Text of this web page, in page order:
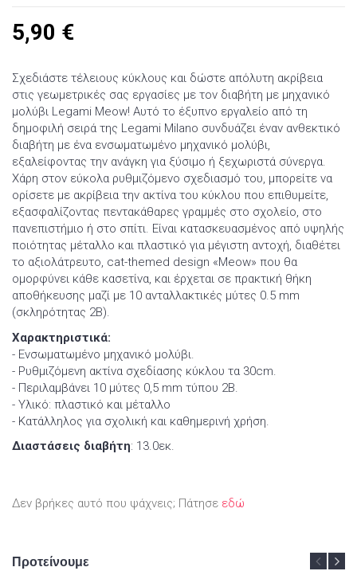
5,90 €
Σχεδιάστε τέλειους κύκλους και δώστε απόλυτη ακρίβεια
στις γεωμετρικές σας εργασίες με τον διαβήτη με μηχανικό
μολύβι Legami Meow! Αυτό το έξυπνο εργαλείο από τη
δημοφιλή σειρά της Legami Milano συνδυάζει έναν ανθεκτικό
διαβήτη με ένα ενσωματωμένο μηχανικό μολύβι,
εξαλείφοντας την ανάγκη για ξύσιμο ή ξεχωριστά σύνεργα.
Χάρη στον εύκολα ρυθμιζόμενο σχεδιασμό του, μπορείτε να
ορίσετε με ακρίβεια την ακτίνα του κύκλου που επιθυμείτε,
εξασφαλίζοντας πεντακάθαρες γραμμές στο σχολείο, στο
πανεπιστήμιο ή στο σπίτι. Είναι κατασκευασμένος από υψηλής
ποιότητας μέταλλο και πλαστικό για μέγιστη αντοχή, διαθέτει
το αξιολάτρευτο, cat-themed design «Meow» που θα
ομορφύνει κάθε κασετίνα, και έρχεται σε πρακτική θήκη
αποθήκευσης μαζί με 10 ανταλλακτικές μύτες 0.5 mm
(σκληρότητας 2B).
Χαρακτηριστικά:
- Ενσωματωμένο μηχανικό μολύβι.
- Ρυθμιζόμενη ακτίνα σχεδίασης κύκλου τα 30cm.
- Περιλαμβάνει 10 μύτες 0,5 mm τύπου 2B.
- Υλικό: πλαστικό και μέταλλο
- Κατάλληλος για σχολική και καθημερινή χρήση.
Διαστάσεις διαβήτη: 13.0εκ.
Δεν βρήκες αυτό που ψάχνεις; Πάτησε εδώ
Προτείνουμε